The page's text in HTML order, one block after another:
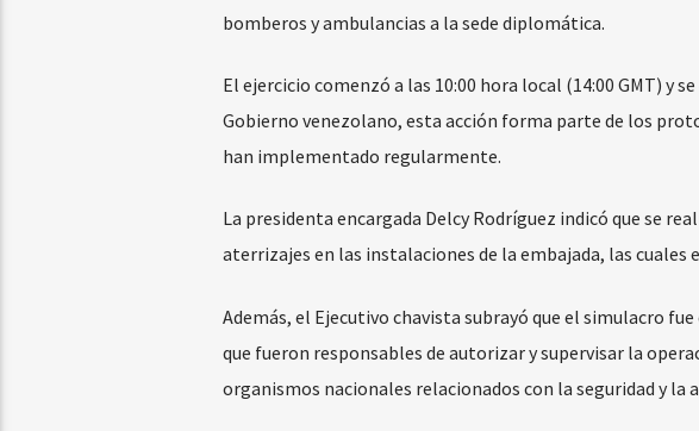
bomberos y ambulancias a la sede diplomática.
El ejercicio comenzó a las 10:00 hora local (14:00 GMT) y
Gobierno venezolano, esta acción forma parte de los
han implementado regularmente.
La presidenta encargada Delcy Rodríguez indicó que se
aterrizajes en las instalaciones de la embajada, las cuales
Además, el Ejecutivo chavista subrayó que el simulacro
que fueron responsables de autorizar y supervisar la
organismos nacionales relacionados con la seguridad y la